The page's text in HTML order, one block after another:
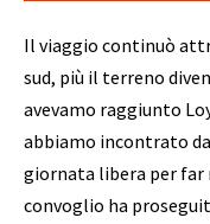
Il viaggio continuò
sud, più il terreno
avevamo raggiunto
abbiamo incontrato
giornata libera per far
convoglio ha